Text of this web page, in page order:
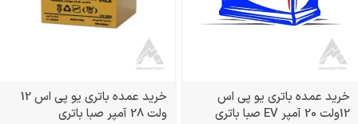
خرید عمده باتری یو پی اس
12ولت 20 آمپر EV صبا باتری
خرید عمده باتری یو پی اس 12
ولت 28 آمپر صبا باتری